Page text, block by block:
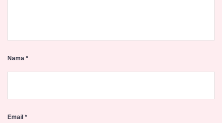
Nama *
Email *